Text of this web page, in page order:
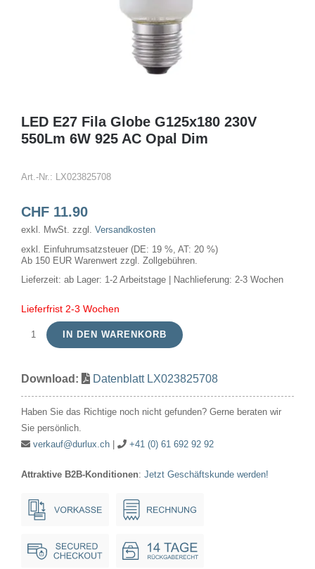
LED E27 Fila Globe G125x180 230V
550Lm 6W 925 AC Opal Dim
Art.-Nr.: LX023825708
CHF11.90
exkl. MwSt. zzgl. Versandkosten
exkl. Einfuhrumsatzsteuer (DE: 19 %, AT: 20 %)
Ab 150 EUR Warenwert zzgl. Zollgebühren.
Lieferzeit: ab Lager: 1-2 Arbeitstage | Nachlieferung: 2-3 Wochen
Lieferfrist 2-3 Wochen
LED
Fila
G125x180
230V
6W
925
AC
Dim
IN DEN WARENKORB
Download: Datenblatt LX023825708
Haben Sie das Richtige noch nicht gefunden? Gerne beraten wir
Sie persönlich.
verkauf@durlux.ch| +41 (0) 61 692 92 92
Attraktive B2B-Konditionen: Jetzt Geschäftskunde werden!